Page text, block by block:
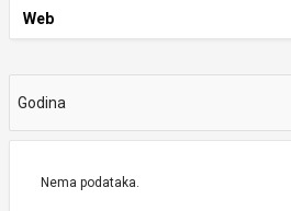
Web
Godina
Nema podataka.